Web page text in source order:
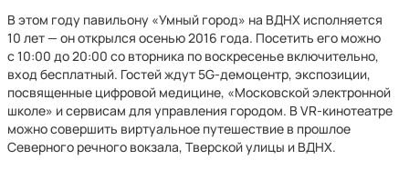
В этом году павильону «Умный город» на ВДНХ исполняется
10 лет — он открылся осенью 2016 года. Посетить его можно
с 10:00 до 20:00 со вторника по воскресенье включительно,
вход бесплатный. Гостей ждут 5G-демоцентр, экспозиции,
посвященные цифровой медицине, «Московской электронной
школе» и сервисам для управления городом. В VR-кинотеатре
можно совершить виртуальное путешествие в прошлое
Северного речного вокзала, Тверской улицы и ВДНХ.